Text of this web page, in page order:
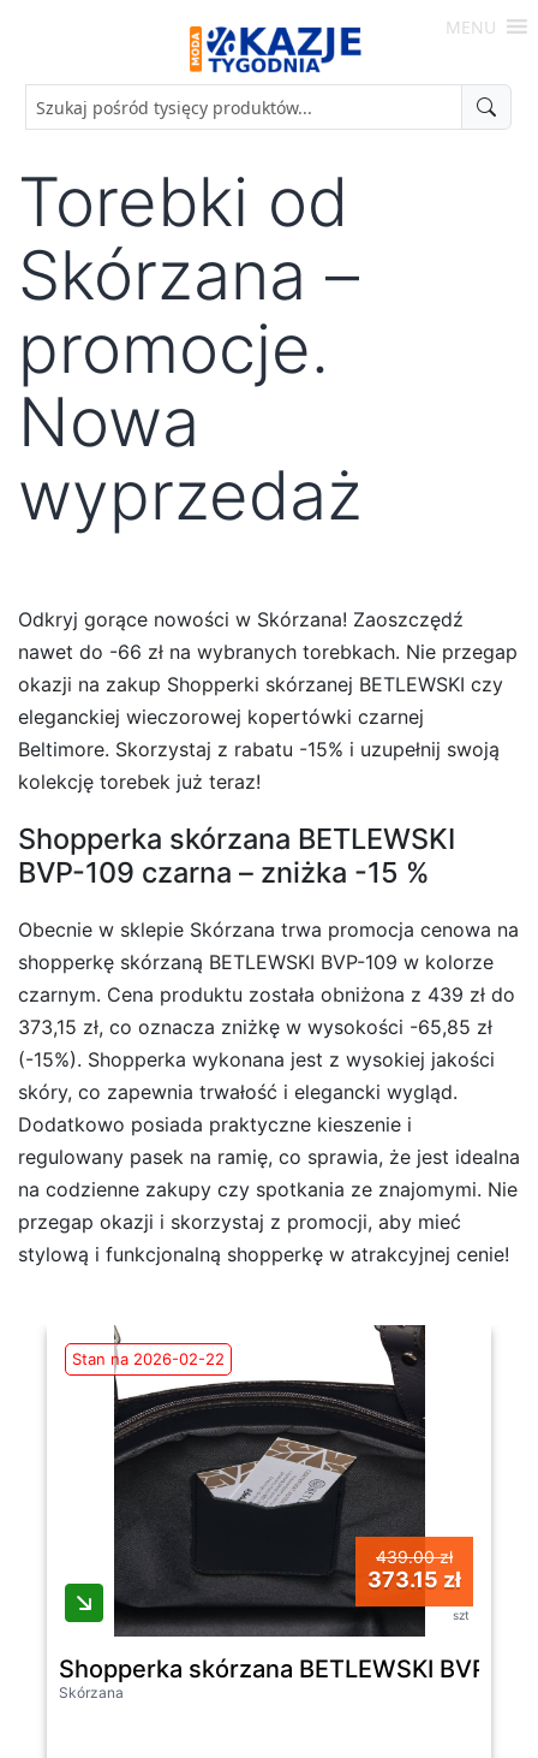
Moda
-
Okazje
MENU
Torebki od
Skórzana –
promocje.
Nowa
wyprzedaż
Odkryj gorące nowości w Skórzana! Zaoszczędź
nawet do -66 zł na wybranych torebkach. Nie przegap
okazji na zakup Shopperki skórzanej BETLEWSKI czy
eleganckiej wieczorowej kopertówki czarnej
Beltimore. Skorzystaj z rabatu -15% i uzupełnij swoją
kolekcję torebek już teraz!
Shopperka skórzana BETLEWSKI
BVP-109 czarna – zniżka -15 %
Obecnie w sklepie Skórzana trwa promocja cenowa na
shopperkę skórzaną BETLEWSKI BVP-109 w kolorze
czarnym. Cena produktu została obniżona z 439 zł do
373,15 zł, co oznacza zniżkę w wysokości -65,85 zł
(-15%). Shopperka wykonana jest z wysokiej jakości
skóry, co zapewnia trwałość i elegancki wygląd.
Dodatkowo posiada praktyczne kieszenie i
regulowany pasek na ramię, co sprawia, że jest idealna
na codzienne zakupy czy spotkania ze znajomymi. Nie
przegap okazji i skorzystaj z promocji, aby mieć
stylową i funkcjonalną shopperkę w atrakcyjnej cenie!
Stan na 2026-02-22
439.00 zł
373.15 zł
szt
Shopperka skórzana BETLEWSKI BVP-
Skórzana